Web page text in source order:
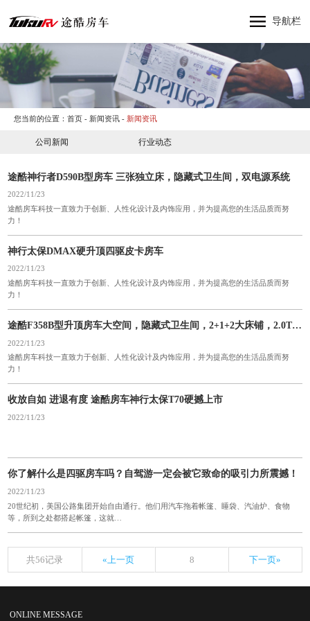
导航栏
神行太保
神龙大侠
十三太保
东风猛士
产品中心
纵横四海
关于途酷房车
新闻资讯
联系我们
您当前的位置：首页- 新闻资讯 - 新闻资讯
公司新闻 行业动态
途酷神行者D590B型房车 三张独立床，隐藏式卫生间，双电源系统
2022/11/23
途酷房车科技一直致力于创新、人性化设计及内饰应用，并为提高您的生活品质而努
力！
神行太保DMAX硬升顶四驱皮卡房车
2022/11/23
途酷房车科技一直致力于创新、人性化设计及内饰应用，并为提高您的生活品质而努
力！
途酷F358B型升顶房车大空间，隐藏式卫生间，2+1+2大床铺，2.0T自动挡可下地库
2022/11/23
途酷房车科技一直致力于创新、人性化设计及内饰应用，并为提高您的生活品质而努
力！
收放自如 进退有度 途酷房车神行太保T70硬撼上市
2022/11/23
你了解什么是四驱房车吗？自驾游一定会被它致命的吸引力所震撼！
2022/11/23
20世纪初，美国公路集团开始自由通行。他们用汽车拖着帐篷、睡袋、汽油炉、食物
等，所到之处都搭起帐篷，这就…
共56记录 «上一页 8 下一页»
ONLINE MESSAGE